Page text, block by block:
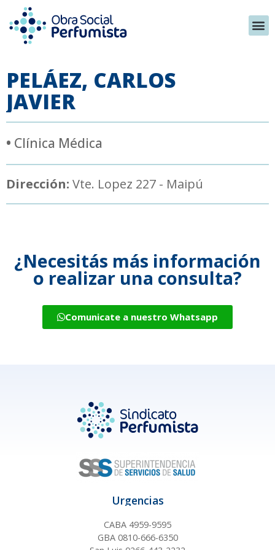
PELÁEZ, CARLOS
JAVIER
• Clínica Médica
Dirección: Vte. Lopez 227 - Maipú
¿Necesitás más información
o realizar una consulta?
Comunicate a nuestro Whatsapp
Urgencias
CABA 4959-9595
GBA 0810-666-6350